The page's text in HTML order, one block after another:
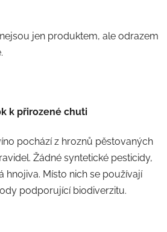
jen produktem, ale odrazem
k přirozené chuti
pochází z hroznů pěstovaných
Žádné syntetické pesticidy,
hnojiva. Místo nich se používají
podporující biodiverzitu.